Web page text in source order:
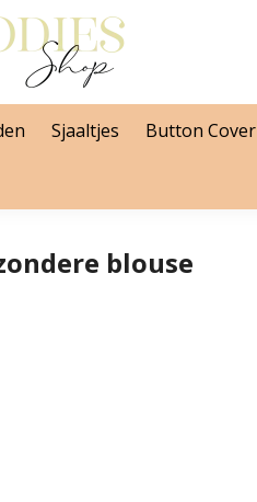
Sjaaltjes Button Cover
blouse